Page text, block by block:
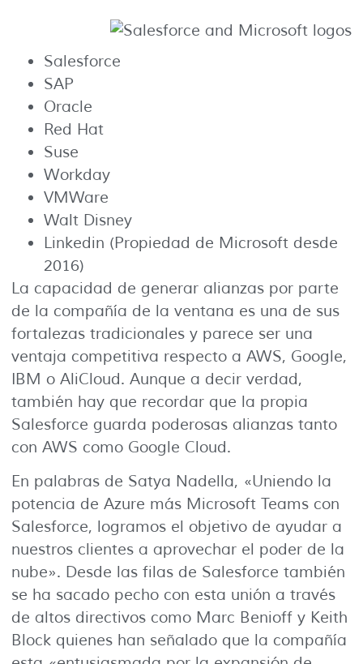
Salesforce
SAP
Oracle
Red Hat
Suse
Workday
VMWare
Walt Disney
Linkedin (Propiedad de Microsoft desde
2016)
La capacidad de generar alianzas por parte
de la compañía de la ventana es una de sus
fortalezas tradicionales y parece ser una
ventaja competitiva respecto a AWS, Google,
IBM o AliCloud. Aunque a decir verdad,
también hay que recordar que la propia
Salesforce guarda poderosas alianzas tanto
con AWS como Google Cloud.
En palabras de Satya Nadella, «Uniendo la
potencia de Azure más Microsoft Teams con
Salesforce, logramos el objetivo de ayudar a
nuestros clientes a aprovechar el poder de la
nube». Desde las filas de Salesforce también
se ha sacado pecho con esta unión a través
de altos directivos como Marc Benioff y Keith
Block quienes han señalado que la compañía